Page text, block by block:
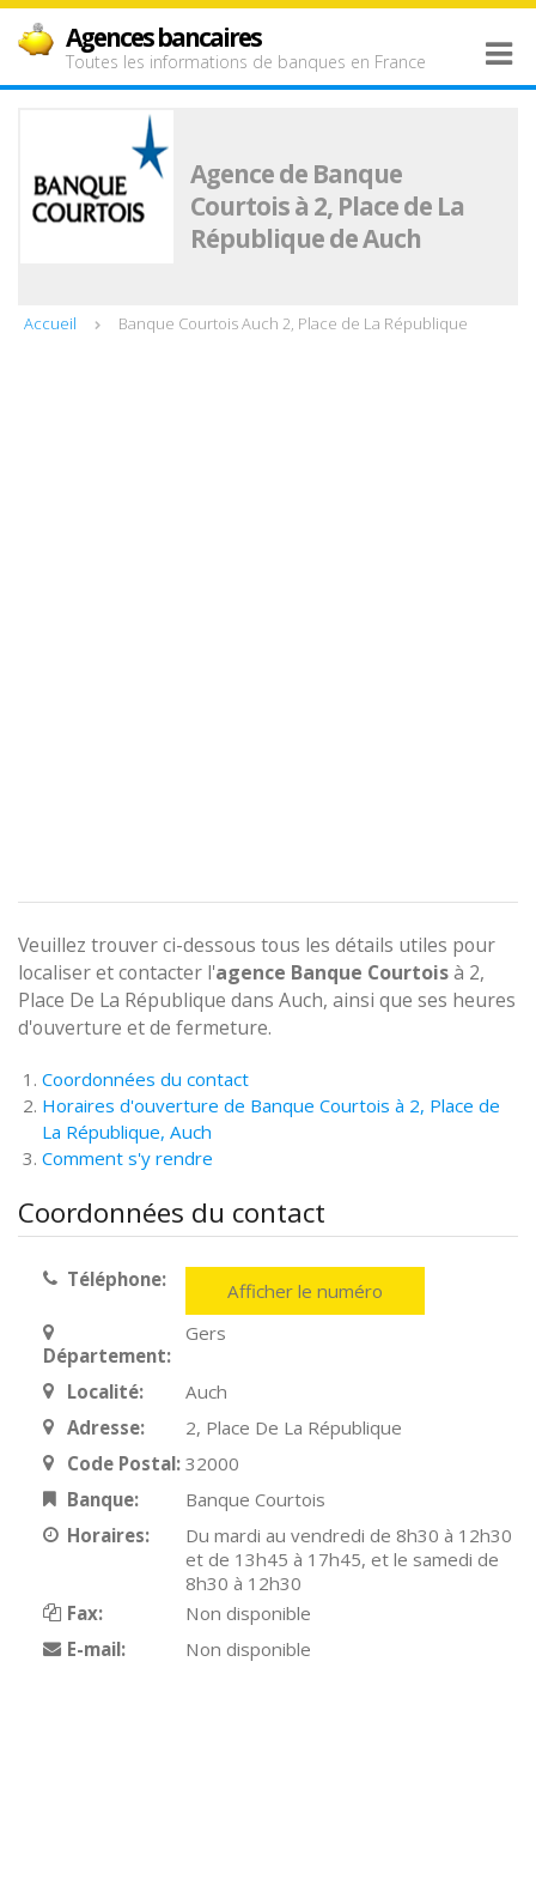
Agences bancaires
Toutes les informations de banques en France
Agence de Banque
Courtois à 2, Place de La
République de Auch
Accueil Banque Courtois Auch 2, Place de La République
Veuillez trouver ci-dessous tous les détails utiles pour
localiser et contacter l'agence Banque Courtoisà 2,
Place De La République dans Auch, ainsi que ses heures
d'ouverture et de fermeture.
Coordonnées du contact
Horaires d'ouverture de Banque Courtois à 2, Place de
La République, Auch
Comment s'y rendre
Coordonnées du contact
Téléphone: Afficher le numéro
Département:
Gers
Localité:
Auch
Adresse:
2, Place De La République
Code Postal: 32000
Banque:
Banque Courtois
Horaires:
Du mardi au vendredi de 8h30 à 12h30
et de 13h45 à 17h45, et le samedi de
8h30 à 12h30
Fax:
Non disponible
E-mail:
Non disponible